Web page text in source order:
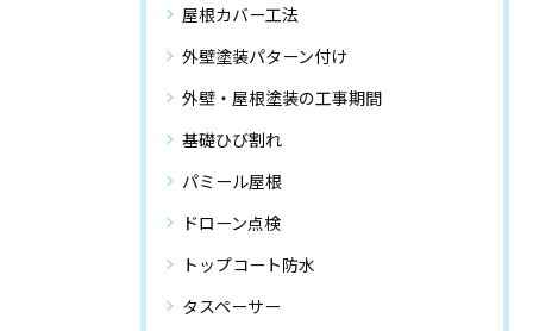
屋根カバー工法
外壁塗装パターン付け
外壁・屋根塗装の工事期間
基礎ひび割れ
パミール屋根
ドローン点検
トップコート防水
タスペーサー